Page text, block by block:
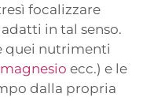
focalizzare
in tal senso.
quei nutrimenti
ecc.) e le
dalla propria